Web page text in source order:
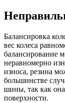
Балансировка
вес колеса
балансирование
неравномерно
износа, резина
большинстве
шины, так как
поверхности.